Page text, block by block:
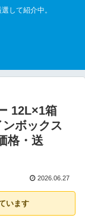
して紹介中。
12L×1箱
ボックス
格・送
2026.06.27
います